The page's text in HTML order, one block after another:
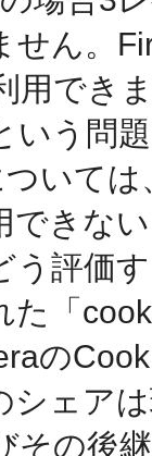
せん。
用でき
いう問
いて
できな
う評価
た「
の
シェア
その後